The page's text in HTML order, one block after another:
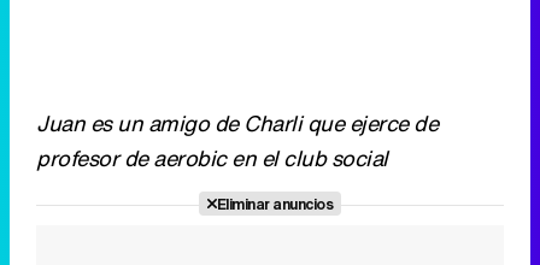
Juan es un amigo de Charli que ejerce de
profesor de aerobic en el club social
Eliminar anuncios